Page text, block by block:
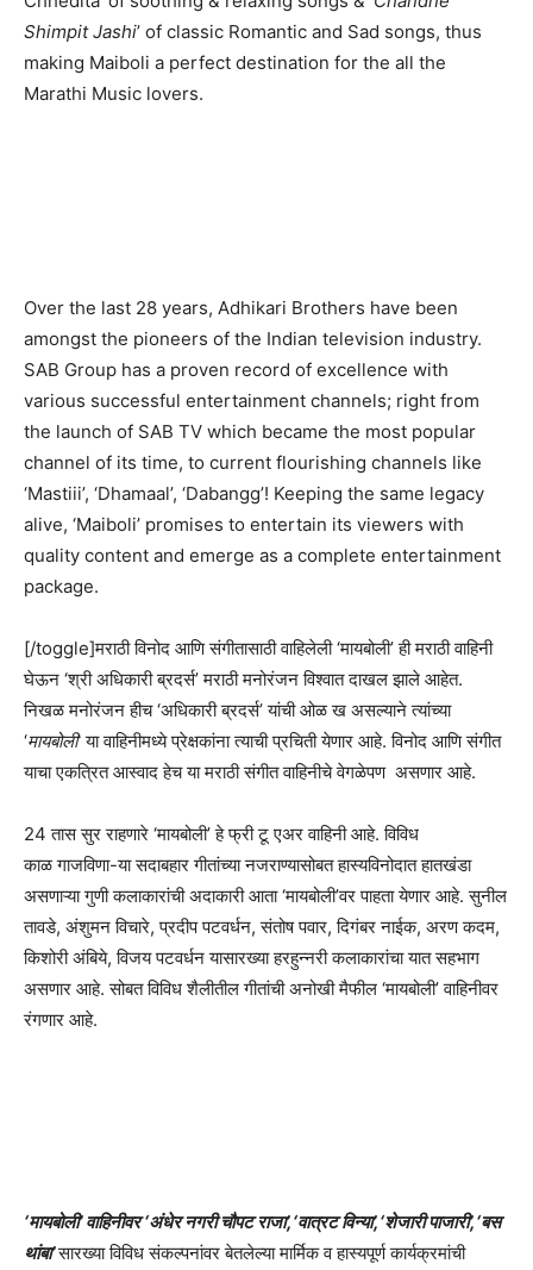
Shimpit Jashi’ of classic Romantic and Sad songs, thus
making Maiboli a perfect destination for the all the
Marathi Music lovers.
Over the last 28 years, Adhikari Brothers have been
amongst the pioneers of the Indian television industry.
SAB Group has a proven record of excellence with
various successful entertainment channels; right from
the launch of SAB TV which became the most popular
channel of its time, to current flourishing channels like
‘Mastiii’, ‘Dhamaal’, ‘Dabangg’! Keeping the same legacy
alive, ‘Maiboli’ promises to entertain its viewers with
quality content and emerge as a complete entertainment
package.
[/toggle]मराठी विनोद आणि संगीतासाठी वाहिलेली ‘मायबोली’ ही मराठी वाहिनी
घेऊन ‘श्री अधिकारी ब्रदर्स’ मराठी मनोरंजन विश्वात दाखल झाले आहेत.
निखळ मनोरंजन हीच ‘अधिकारी ब्रदर्स’ यांची ओळ ख असल्याने त्यांच्या
‘मायबोली’ या वाहिनीमध्ये प्रेक्षकांना त्याची प्रचिती येणार आहे. विनोद आणि संगीत
याचा एकत्रित आस्वाद हेच या मराठी संगीत वाहिनीचे वेगळेपण असणार आहे.
24 तास सुर राहणारे ‘मायबोली’ हे फ्री टू एअर वाहिनी आहे. विविध
काळ गाजविणा-या सदाबहार गीतांच्या नजराण्यासोबत हास्यविनोदात हातखंडा
असणाऱ्या गुणी कलाकारांची अदाकारी आता ‘मायबोली’वर पाहता येणार आहे. सुनील
तावडे, अंशुमन विचारे, प्रदीप पटवर्धन, संतोष पवार, दिगंबर नाईक, अरण कदम,
किशोरी अंबिये, विजय पटवर्धन यासारख्या हरहुन्नरी कलाकारांचा यात सहभाग
असणार आहे. सोबत विविध शैलीतील गीतांची अनोखी मैफील ‘मायबोली’ वाहिनीवर
रंगणार आहे.
‘मायबोली’ वाहिनीवर ‘अंधेर नगरी चौपट राजा’,‘वात्रट विन्या’,‘शेजारी पाजारी’,‘बस
थांबा’सारख्या विविध संकल्पनांवर बेतलेल्या मार्मिक व हास्यपूर्ण कार्यक्रमांची